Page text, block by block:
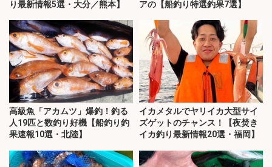
り最新情報5選・大分／熊本】
アの【船釣り特選釣果7選】
高級魚「アカムツ」爆釣！釣る
人19匹と数釣り好機【船釣り釣
果速報10選・北陸】
イカメタルでヤリイカ大型サイ
ズゲットのチャンス！【夜焚き
イカ釣り最新情報20選・福岡】